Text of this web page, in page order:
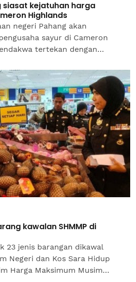
siasat kejatuhan harga
Highlands
negeri Pahang akan
sayur di Cameron
tertekan dengan
awal tahun...
kawalan SHMMP di
23 jenis barangan dikawal
Negeri dan Kos Sara Hidup
Harga Maksimum Musim